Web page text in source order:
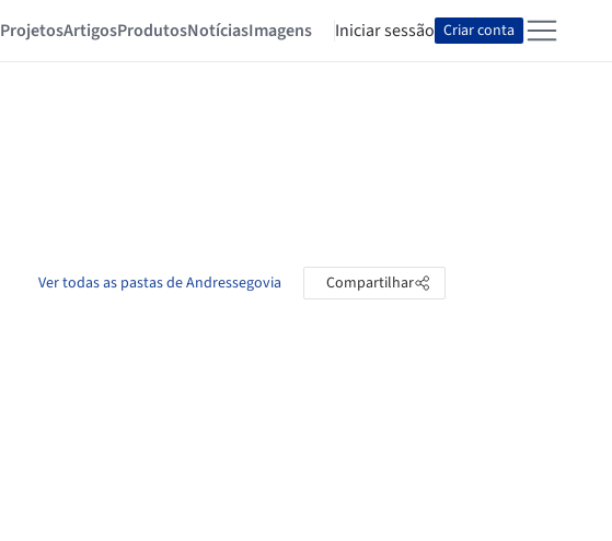
ProjetosArtigosProdutosNotíciasImagens Iniciar sessão Criar conta
Ver todas as pastas de Andressegovia Compartilhar